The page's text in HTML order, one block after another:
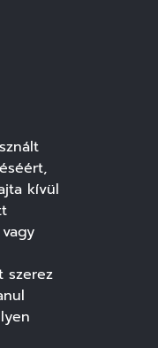
kívül
szerez